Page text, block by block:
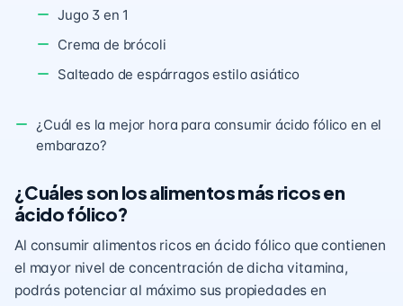
Jugo 3 en 1
Crema de brócoli
Salteado de espárragos estilo asiático
¿Cuál es la mejor hora para consumir ácido fólico en el
embarazo?
¿Cuáles son los alimentos más ricos en
ácido fólico?
Al consumir alimentos ricos en ácido fólico que contienen
el mayor nivel de concentración de dicha vitamina,
podrás potenciar al máximo sus propiedades en